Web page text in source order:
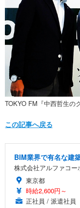
TOKYO FM『中西哲生の
この記事へ戻る
BIM業界で有名な建
株式会社アルファコー
東京都
時給2,600円～
正社員 / 派遣社員